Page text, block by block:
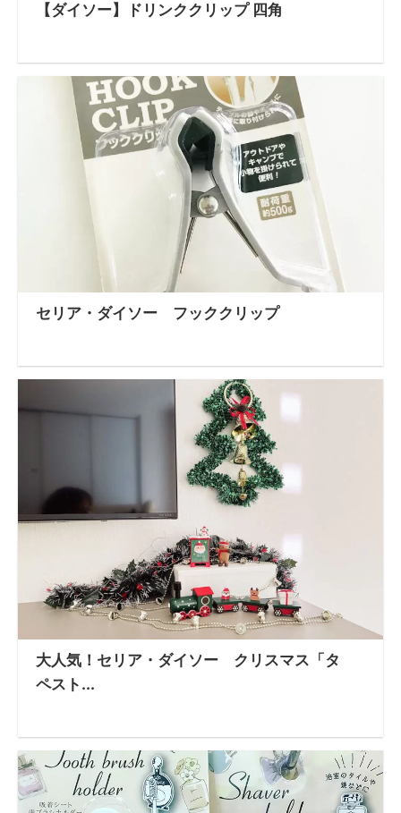
【ダイソー】ドリンククリップ 四角
セリア・ダイソー フッククリップ
大人気！セリア・ダイソー クリスマス「タ
ペスト...